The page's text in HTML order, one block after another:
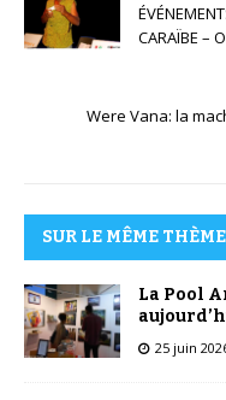
CARAÏBE –
Were Vana: la
SUR LE MÊME THÈME
La Pool
25 juin